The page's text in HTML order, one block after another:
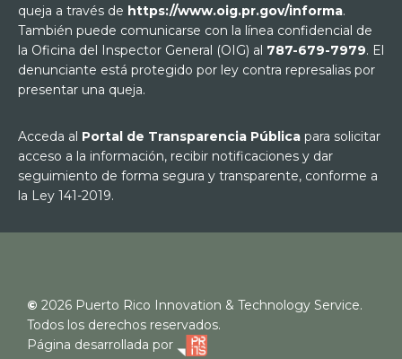
queja a través de https://www.oig.pr.gov/informa.
También puede comunicarse con la línea confidencial de
la Oficina del Inspector General (OIG) al 787-679-7979. El
denunciante está protegido por ley contra represalias por
presentar una queja.
Acceda al Portal de Transparencia Pública para solicitar
acceso a la información, recibir notificaciones y dar
seguimiento de forma segura y transparente, conforme a
la Ley 141-2019.
© 2026 Puerto Rico Innovation & Technology Service.
Todos los derechos reservados.
Página desarrollada por